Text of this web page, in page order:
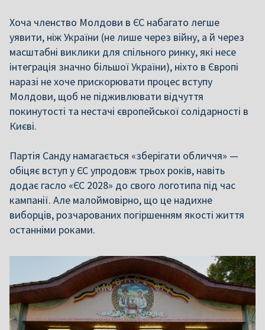
Хоча членство Молдови в ЄС набагато легше
уявити, ніж України (не лише через війну, а й через
масштабні виклики для спільного ринку, які несе
інтеграція значно більшої України), ніхто в Європі
наразі не хоче прискорювати процес вступу
Молдови, щоб не підживлювати відчуття
покинутості та нестачі європейської солідарності в
Києві.
Партія Санду намагається «зберігати обличчя» —
обіцяє вступ у ЄС упродовж трьох років, навіть
додає гасло «ЄС 2028» до свого логотипа під час
кампанії. Але малоймовірно, що це надихне
виборців, розчарованих погіршенням якості життя
останніми роками.